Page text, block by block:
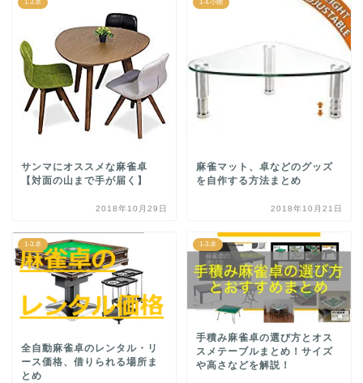
1-3.卓
サンマにオススメな麻雀卓
【対面の山まで手が届く】
2018年10月29日
1-4.小物
麻雀マット、卓などのグッズ
を自作する方法まとめ
2018年10月21日
1-3.卓
全自動麻雀卓のレンタル・リ
ース価格、借りられる場所ま
とめ
1-3.卓
手積み麻雀卓の選び方とオス
スメテーブルまとめ！サイズ
や高さなどを解説！